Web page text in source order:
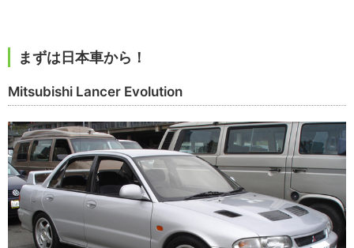
まずは日本車から！
Mitsubishi Lancer Evolution